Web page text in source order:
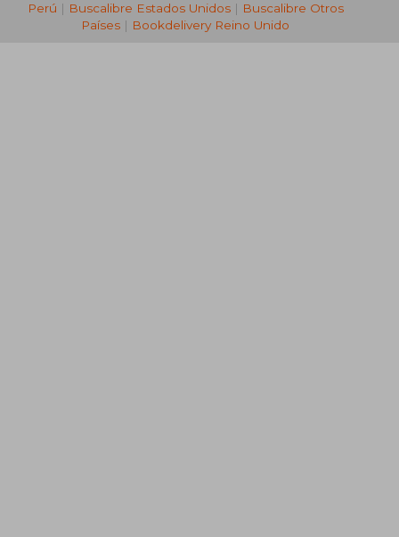
Perú | Buscalibre Estados Unidos| Buscalibre Otros
Países | Bookdelivery Reino Unido